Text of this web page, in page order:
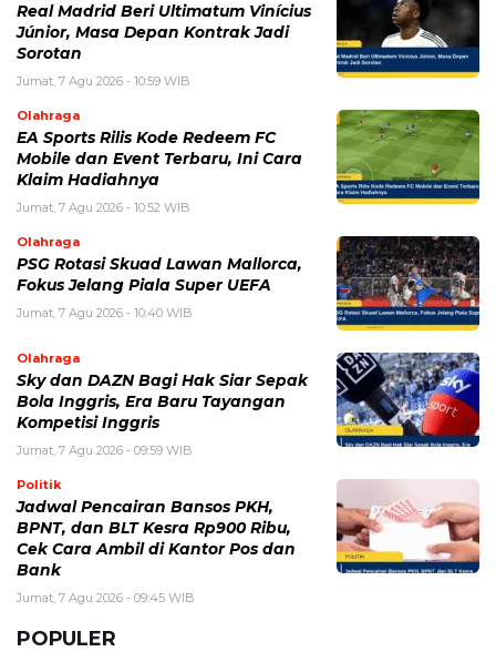
Real Madrid Beri Ultimatum Vinícius
Júnior, Masa Depan Kontrak Jadi
Sorotan
Jumat, 7 Agu 2026 - 10:59 WIB
Olahraga
EA Sports Rilis Kode Redeem FC
Mobile dan Event Terbaru, Ini Cara
Klaim Hadiahnya
Jumat, 7 Agu 2026 - 10:52 WIB
Olahraga
PSG Rotasi Skuad Lawan Mallorca,
Fokus Jelang Piala Super UEFA
Jumat, 7 Agu 2026 - 10:40 WIB
Olahraga
Sky dan DAZN Bagi Hak Siar Sepak
Bola Inggris, Era Baru Tayangan
Kompetisi Inggris
Jumat, 7 Agu 2026 - 09:59 WIB
Politik
Jadwal Pencairan Bansos PKH,
BPNT, dan BLT Kesra Rp900 Ribu,
Cek Cara Ambil di Kantor Pos dan
Bank
Jumat, 7 Agu 2026 - 09:45 WIB
POPULER